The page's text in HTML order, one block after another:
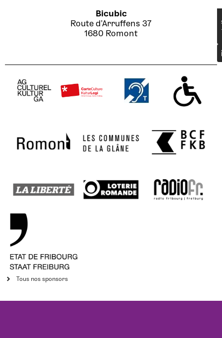
Bicubic
Route d’Arruffens 37
1680 Romont
Tous nos sponsors